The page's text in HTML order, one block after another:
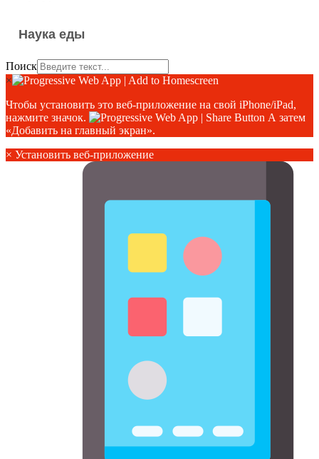
Наука еды
Поиск
×
Чтобы установить это веб-приложение на свой iPhone/iPad,
нажмите значок.
А затем
«Добавить на главный экран».
× Установить веб-приложение